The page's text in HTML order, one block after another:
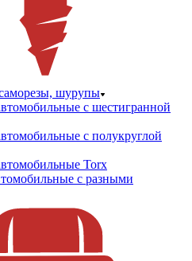
шурупы
с шестигранной
с полукруглой
Torx
с разными